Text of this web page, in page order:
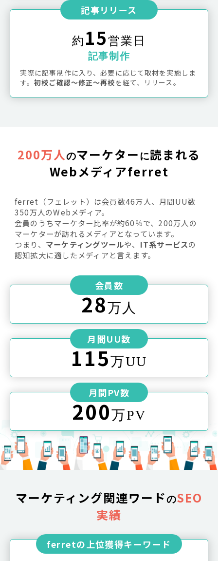
約 15営業日
記事制作
実際に記事制作に入り、必要に応じて取材を実施しま
す。初校ご確認〜修正〜再校を経て、リリース。
記事リリース
200万人のマーケター に読まれる
Webメディアferret
ferret（フェレット）は会員数46万人、月間UU数
350万人のWebメディア。
会員のうちマーケター比率が約60％で、200万人の
マーケターが訪れるメディアとなっています。
つまり、 マーケティングツールや、 IT系サービスの
認知拡大に適したメディアと言えます。
会員数
28万人
115万UU
月間UU数
200万PV
月間PV数
マーケティング関連ワードのSEO
実績
ferretの上位獲得キーワード